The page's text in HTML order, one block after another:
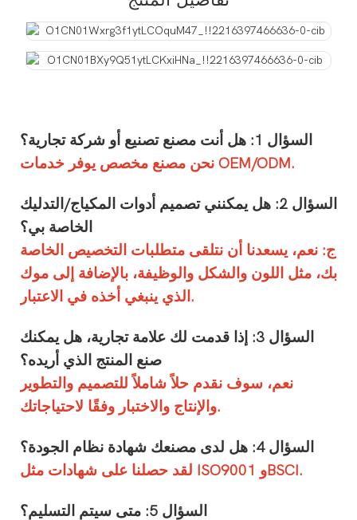
السؤال 1: هل أنت مصنع تصنيع أو شركة تجارية؟
نحن مصنع مخصص يوفر خدمات OEM/ODM.
السؤال 2: هل يمكنني تصميم أدوات المكياج/التدليك
الخاصة بي؟
ج: نعم، يسعدنا أن نتلقى متطلبات التخصيص الخاصة
بك، مثل اللون والشكل والوظيفة، بالإضافة إلى موك
الذي ينبغي أخذه في الاعتبار.
السؤال 3: إذا قدمت لك علامة تجارية، هل يمكنك
صنع المنتج الذي أريده؟
نعم، سوف نقدم حلاً شاملاً للتصميم والتطوير
والإنتاج والاختبار وفقًا لاحتياجاتك.
السؤال 4: هل لدى مصنعك شهادة نظام الجودة؟
لقد حصلنا على شهادات مثل ISO9001 وBSCI.
السؤال 5: متى سيتم التسليم؟